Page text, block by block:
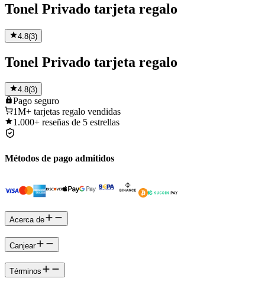
Tonel Privado tarjeta regalo
4.8(3)
Tonel Privado tarjeta regalo
4.8(3)
Pago seguro
1M+ tarjetas regalo vendidas
1.000+ reseñas de 5 estrellas
Métodos de pago admitidos
Acerca de
Canjear
Términos